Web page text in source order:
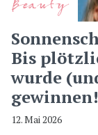
Beauty
Bis
wurde
12. Mai 2026